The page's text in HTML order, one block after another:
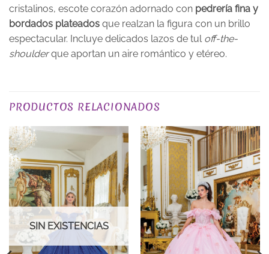
cristalinos, escote corazón adornado con pedrería fina y
bordados plateados que realzan la figura con un brillo
espectacular. Incluye delicados lazos de tul off-the-
shoulderque aportan un aire romántico y etéreo.
PLAZO DE ENTREGA Plazo de Entrega: 120 días
PRODUCTOS RELACIONADOS
SIN EXISTENCIAS